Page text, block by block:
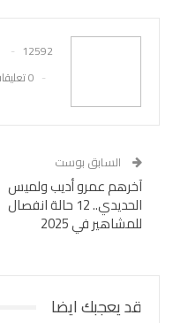
12592 المشاركات
0 تعليقات
السابق بوست
آخرهم عمرو أديب ولميس
الحديدي.. 12 حالة انفصال
للمشاهير في 2025
قد يعجبك ايضا